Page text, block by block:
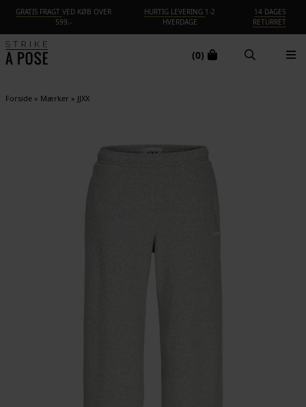
GRATIS FRAGT VED KØB OVER
599,-
HURTIG LEVERING 1-2
HVERDAGE
14 DAGES
RETURRET
(0)
Forside» Mærker » JJXX